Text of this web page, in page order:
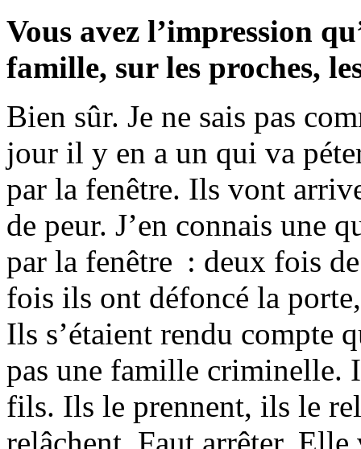
Vous avez l’impression
famille, sur les proches,
Bien sûr. Je ne sais pas
jour il y en a un qui va
par la fenêtre. Ils vont
de peur. J’en connais une
par la fenêtre : deux fois
fois ils ont défoncé la
Ils s’étaient rendu compte
pas une famille criminelle.
fils. Ils le prennent, ils le
relâchent. Faut arrêter.